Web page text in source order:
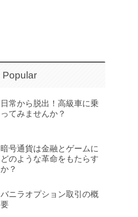
Popular
日常から脱出！高級車に乗
ってみませんか？
暗号通貨は金融とゲームに
どのような革命をもたらす
か？
バニラオプション取引の概
要